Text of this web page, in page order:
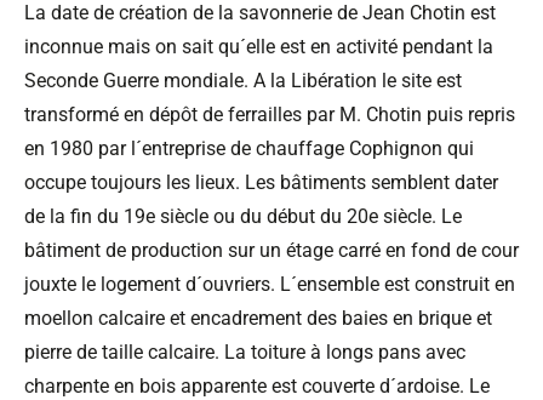
La date de création de la savonnerie de Jean Chotin est
inconnue mais on sait qu´elle est en activité pendant la
Seconde Guerre mondiale. A la Libération le site est
transformé en dépôt de ferrailles par M. Chotin puis repris
en 1980 par l´entreprise de chauffage Cophignon qui
occupe toujours les lieux. Les bâtiments semblent dater
de la fin du 19e siècle ou du début du 20e siècle. Le
bâtiment de production sur un étage carré en fond de cour
jouxte le logement d´ouvriers. L´ensemble est construit en
moellon calcaire et encadrement des baies en brique et
pierre de taille calcaire. La toiture à longs pans avec
charpente en bois apparente est couverte d´ardoise. Le